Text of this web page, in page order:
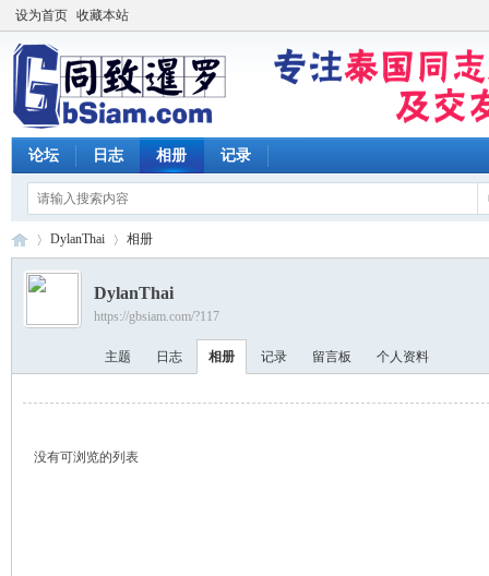
设为首页 收藏本站
论坛 日志 相册 记录
›
DylanThai 相册
DylanThai
https://gbsiam.com/?117
主题 日志 相册 记录 留言板 个人资料
没有可浏览的列表